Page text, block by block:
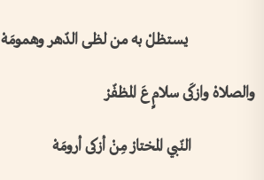
يستظلْ به من لظى الدّهر وهمومَهْ
والصلاهْ وازكَى سلامٍ عَ المظفّرْ
النّبي المختارْ مِنْ أزكى أرومَهْ